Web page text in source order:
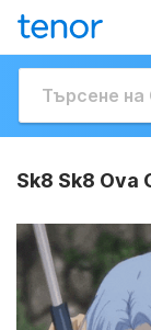
Sk8 Sk8 Ova